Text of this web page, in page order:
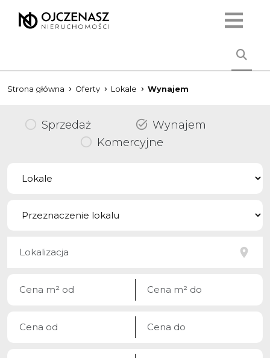
Strona główna Oferty Lokale Wynajem
Sprzedaż
Wynajem
Komercyjne